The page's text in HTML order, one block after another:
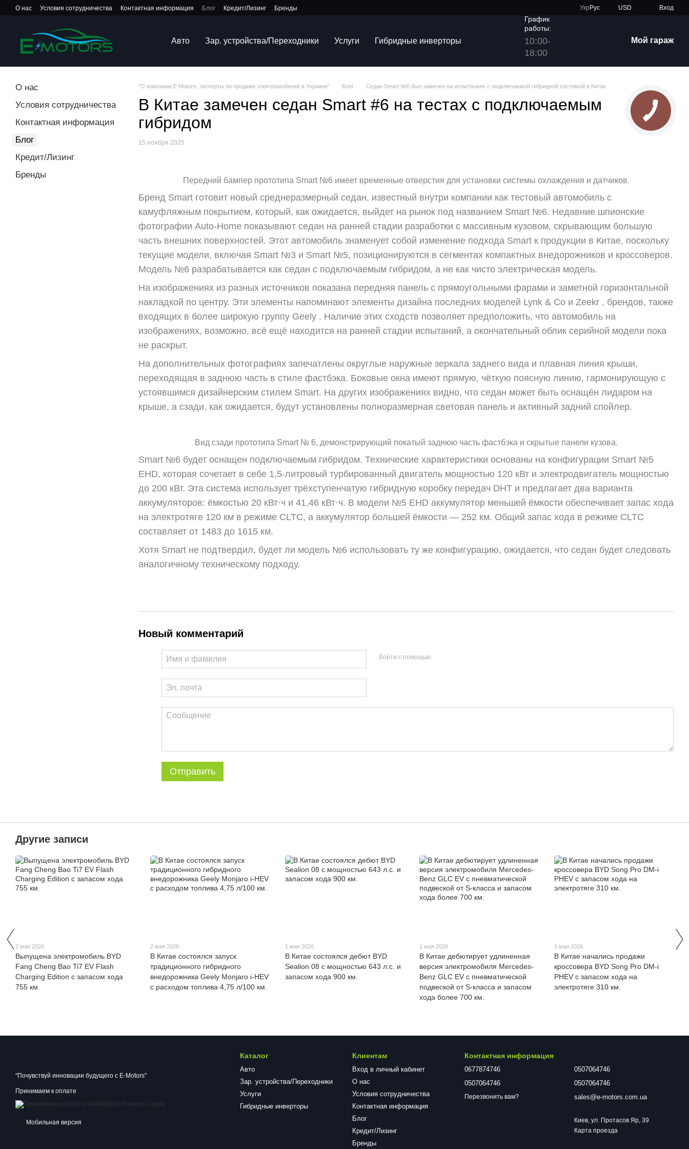
Перейти к основному контенту
О нас Условия сотрудничества Контактная информация Блог Кредит/Лизинг Бренды Укр Рус USD Вход
Авто Зар. устройства/Переходники Услуги Гибридные инверторы
График
работы:
10:00-
18:00
Мой гараж
"О компании E-Motors: эксперты по продаже электромобилей в Украине" Блог Седан Smart №6 был замечен на испытаниях с подключаемой гибридной системой в Китае
В Китае замечен седан Smart #6 на тестах с подключаемым
гибридом
15 ноября 2025
Передний бампер прототипа Smart №6 имеет временные отверстия для установки системы охлаждения и датчиков.
Бренд Smart готовит новый среднеразмерный седан, известный внутри компании как тестовый автомобиль с
камуфляжным покрытием, который, как ожидается, выйдет на рынок под названием Smart №6. Недавние шпионские
фотографии Auto-Home показывают седан на ранней стадии разработки с массивным кузовом, скрывающим большую
часть внешних поверхностей. Этот автомобиль знаменует собой изменение подхода Smart к продукции в Китае, поскольку
текущие модели, включая Smart №3 и Smart №5, позиционируются в сегментах компактных внедорожников и кроссоверов.
Модель №6 разрабатывается как седан с подключаемым гибридом, а не как чисто электрическая модель.
На изображениях из разных источников показана передняя панель с прямоугольными фарами и заметной горизонтальной
накладкой по центру. Эти элементы напоминают элементы дизайна последних моделей Lynk & Co и Zeekr , брендов, также
входящих в более широкую группу Geely . Наличие этих сходств позволяет предположить, что автомобиль на
изображениях, возможно, всё ещё находится на ранней стадии испытаний, а окончательный облик серийной модели пока
не раскрыт.
На дополнительных фотографиях запечатлены округлые наружные зеркала заднего вида и плавная линия крыши,
переходящая в заднюю часть в стиле фастбэка. Боковые окна имеют прямую, чёткую поясную линию, гармонирующую с
устоявшимся дизайнерским стилем Smart. На других изображениях видно, что седан может быть оснащён лидаром на
крыше, а сзади, как ожидается, будут установлены полноразмерная световая панель и активный задний спойлер.
Вид сзади прототипа Smart № 6, демонстрирующий покатый заднюю часть фастбэка и скрытые панели кузова.
Smart №6 будет оснащен подключаемым гибридом. Технические характеристики основаны на конфигурации Smart №5
EHD, которая сочетает в себе 1,5-литровый турбированный двигатель мощностью 120 кВт и электродвигатель мощностью
до 200 кВт. Эта система использует трёхступенчатую гибридную коробку передач DHT и предлагает два варианта
аккумуляторов: ёмкостью 20 кВт⋅ч и 41,46 кВт⋅ч. В модели №5 EHD аккумулятор меньшей ёмкости обеспечивает запас хода
на электротяге 120 км в режиме CLTC, а аккумулятор большей ёмкости — 252 км. Общий запас хода в режиме CLTC
составляет от 1483 до 1615 км.
Хотя Smart не подтвердил, будет ли модель №6 использовать ту же конфигурацию, ожидается, что седан будет следовать
аналогичному техническому подходу.
Новый комментарий
Войти с помощью
Отправить
О нас
Условия сотрудничества
Контактная информация
Блог
Кредит/Лизинг
Бренды
Другие записи
2 мая 2026
Выпущена электромобиль BYD
Fang Cheng Bao Ti7 EV Flash
Charging Edition с запасом хода
755 км.
2 мая 2026
В Китае состоялся запуск
традиционного гибридного
внедорожника Geely Monjaro i-HEV
с расходом топлива 4,75 л/100 км.
1 мая 2026
В Китае состоялся дебют BYD
Sealion 08 с мощностью 643 л.с. и
запасом хода 900 км.
1 мая 2026
В Китае дебютирует удлиненная
версия электромобиля Mercedes-
Benz GLC EV с пневматической
подвеской от S-класса и запасом
хода более 700 км.
1 мая 2026
В Китае начались продажи
кроссовера BYD Song Pro DM-i
PHEV с запасом хода на
электротяге 310 км.
"Почувствуй инновации будущего с E-Motors"
Принимаем к оплате
Мобильная версия
Каталог
Авто
Зар. устройства/Переходники
Услуги
Гибридные инверторы
Клиентам
Вход в личный кабинет
О нас
Условия сотрудничества
Контактная информация
Блог
Кредит/Лизинг
Бренды
Контактная информация
0677874746
0507064746
Перезвонить вам?
0507064746
0507064746
sales@e-motors.com.ua
Киев, ул. Протасов Яр, 39
Карта проезда